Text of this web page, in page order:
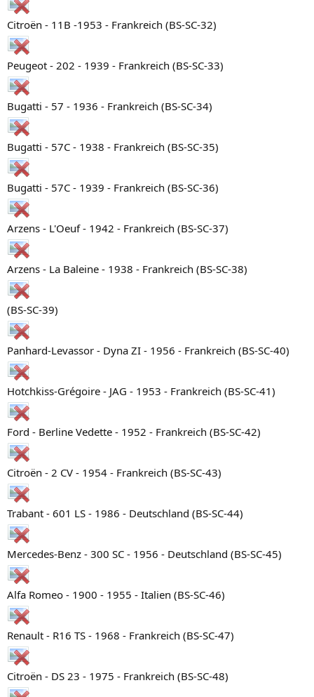
Citroën - 11B -1953 - Frankreich (BS-SC-32)
Peugeot - 202 - 1939 - Frankreich (BS-SC-33)
Bugatti - 57 - 1936 - Frankreich (BS-SC-34)
Bugatti - 57C - 1938 - Frankreich (BS-SC-35)
Bugatti - 57C - 1939 - Frankreich (BS-SC-36)
Arzens - L'Oeuf - 1942 - Frankreich (BS-SC-37)
Arzens - La Baleine - 1938 - Frankreich (BS-SC-38)
(BS-SC-39)
Panhard-Levassor - Dyna ZI - 1956 - Frankreich (BS-SC-40)
Hotchkiss-Grégoire - JAG - 1953 - Frankreich (BS-SC-41)
Ford - Berline Vedette - 1952 - Frankreich (BS-SC-42)
Citroën - 2 CV - 1954 - Frankreich (BS-SC-43)
Trabant - 601 LS - 1986 - Deutschland (BS-SC-44)
Mercedes-Benz - 300 SC - 1956 - Deutschland (BS-SC-45)
Alfa Romeo - 1900 - 1955 - Italien (BS-SC-46)
Renault - R16 TS - 1968 - Frankreich (BS-SC-47)
Citroën - DS 23 - 1975 - Frankreich (BS-SC-48)